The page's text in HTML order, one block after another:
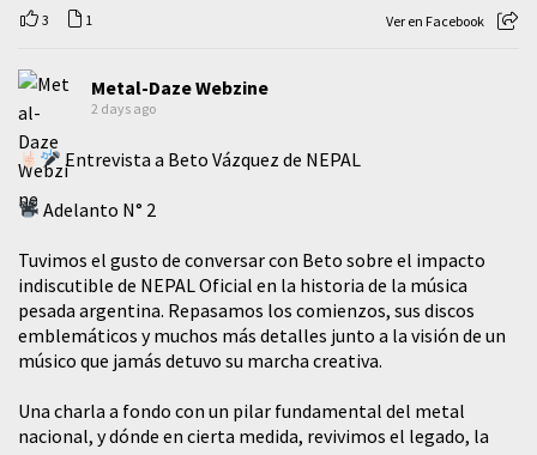
3 1 Ver en Facebook
Metal-Daze Webzine
2 days ago
Entrevista a Beto Vázquez de NEPAL
Adelanto N° 2
Tuvimos el gusto de conversar con Beto sobre el impacto
indiscutible de NEPAL Oficial en la historia de la música
pesada argentina. Repasamos los comienzos, sus discos
emblemáticos y muchos más detalles junto a la visión de un
músico que jamás detuvo su marcha creativa.
​Una charla a fondo con un pilar fundamental del metal
nacional, y dónde en cierta medida, revivimos el legado, la